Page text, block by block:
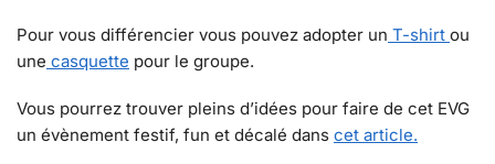
Pour vous différencier vous pouvez adopter un T-shirt ou
une casquette pour le groupe.
Vous pourrez trouver pleins d’idées pour faire de cet EVG
un évènement festif, fun et décalé dans cet article.